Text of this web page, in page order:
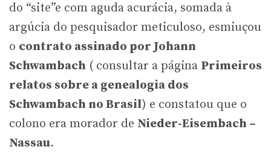
do “site”e com aguda acurácia, somada à
argúcia do pesquisador meticuloso, esmiuçou
o contrato assinado por Johann
Schwambach ( consultar a página Primeiros
relatos sobre a genealogia dos
Schwambach no Brasil) e constatou que o
colono era morador de Nieder-Eisembach –
Nassau.